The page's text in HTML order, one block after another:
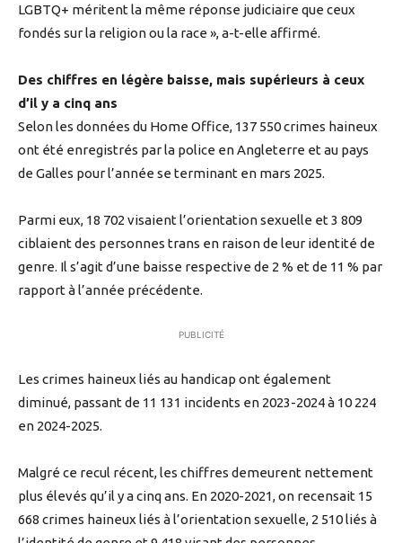
LGBTQ+ méritent la même réponse judiciaire que ceux
fondés sur la religion ou la race », a-t-elle affirmé.
Des chiffres en légère baisse, mais supérieurs à ceux
d’il y a cinq ans
Selon les données du Home Office, 137 550 crimes haineux
ont été enregistrés par la police en Angleterre et au pays
de Galles pour l’année se terminant en mars 2025.
Parmi eux, 18 702 visaient l’orientation sexuelle et 3 809
ciblaient des personnes trans en raison de leur identité de
genre. Il s’agit d’une baisse respective de 2 % et de 11 % par
rapport à l’année précédente.
PUBLICITÉ
Les crimes haineux liés au handicap ont également
diminué, passant de 11 131 incidents en 2023-2024 à 10 224
en 2024-2025.
Malgré ce recul récent, les chiffres demeurent nettement
plus élevés qu’il y a cinq ans. En 2020-2021, on recensait 15
668 crimes haineux liés à l’orientation sexuelle, 2 510 liés à